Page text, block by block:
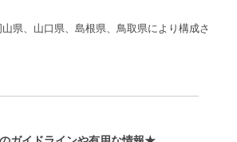
県、山口県、島根県、鳥取県により構成さ